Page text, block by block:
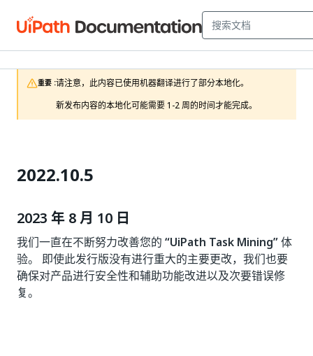
重要 :请注意，此内容已使用机器翻译进行了部分本地化。
新发布内容的本地化可能需要 1-2 周的时间才能完成。
2022.10.5
2023 年 8 月 10 日
我们一直在不断努力改善您的 “UiPath Task Mining”体
验。 即使此发行版没有进行重大的主要更改，我们也要
确保对产品进行安全性和辅助功能改进以及次要错误修
复。